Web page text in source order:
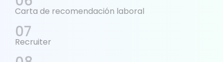
Carta de recomendación laboral
Recruiter